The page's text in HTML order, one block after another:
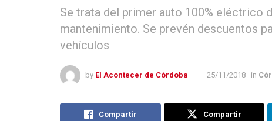
Se trata del primer auto 100% eléctrico
mantenimiento. Se prevén descuentos
vehículos
by El Acontecer de Córdoba 25/11/2018 in
Compartir Compartir